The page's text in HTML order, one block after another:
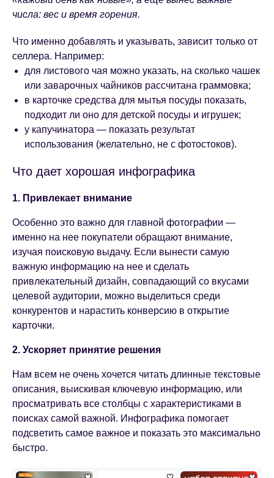
числа: вес и время горения.
Что именно добавлять и указывать, зависит только от
селлера. Например:
для листового чая можно указать, на сколько чашек
или заварочных чайников рассчитана граммовка;
в карточке средства для мытья посуды показать,
подходит ли оно для детской посуды и игрушек;
у капучинатора — показать результат
использования (желательно, не с фотостоков).
Что дает хорошая инфографика
1. Привлекает внимание
Особенно это важно для главной фотографии —
именно на нее покупатели обращают внимание,
изучая поисковую выдачу. Если вынести самую
важную информацию на нее и сделать
привлекательный дизайн, совпадающий со вкусами
целевой аудитории, можно выделиться среди
конкурентов и нарастить конверсию в открытие
карточки.
2. Ускоряет принятие решения
Нам всем не очень хочется читать длинные текстовые
описания, выискивая ключевую информацию, или
просматривать все столбцы с характеристиками в
поисках самой важной. Инфографика помогает
подсветить самое важное и показать это максимально
быстро.